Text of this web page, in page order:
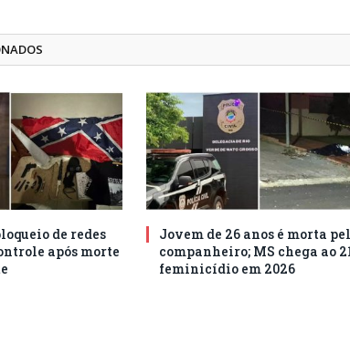
de redes
após morte
Jovem de 26 anos é morta
companheiro; MS chega ao
feminicídio em 2026